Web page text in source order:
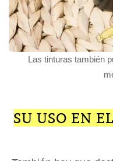
Las tinturas también
SU USO EN